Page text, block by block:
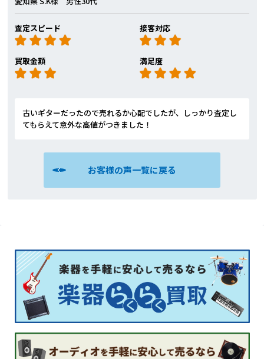
査定スピード 接客対応
買取金額 満足度
古いギターだったので売れるか心配でしたが、しっかり査定し
てもらえて意外な高値がつきました！
お客様の声一覧に戻る